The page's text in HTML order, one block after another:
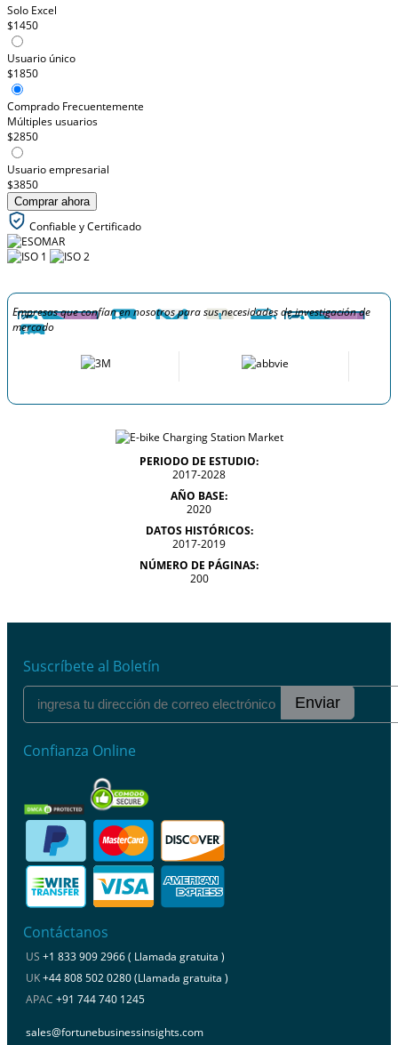
Solo Excel
$1450
Usuario único
$1850
Comprado Frecuentemente
Múltiples usuarios
$2850
Usuario empresarial
$3850
Comprar ahora
Confiable y Certificado
Empresas que confían en nosotros para sus necesidades de investigación de
mercado
PERIODO DE ESTUDIO:
2017-2028
AÑO BASE:
2020
DATOS HISTÓRICOS:
2017-2019
NÚMERO DE PÁGINAS:
200
Suscríbete al Boletín
Enviar
Confianza Online
Contáctanos
US +1 833 909 2966 ( Llamada gratuita )
UK+44 808 502 0280 (Llamada gratuita )
APAC +91 744 740 1245
sales@fortunebusinessinsights.com